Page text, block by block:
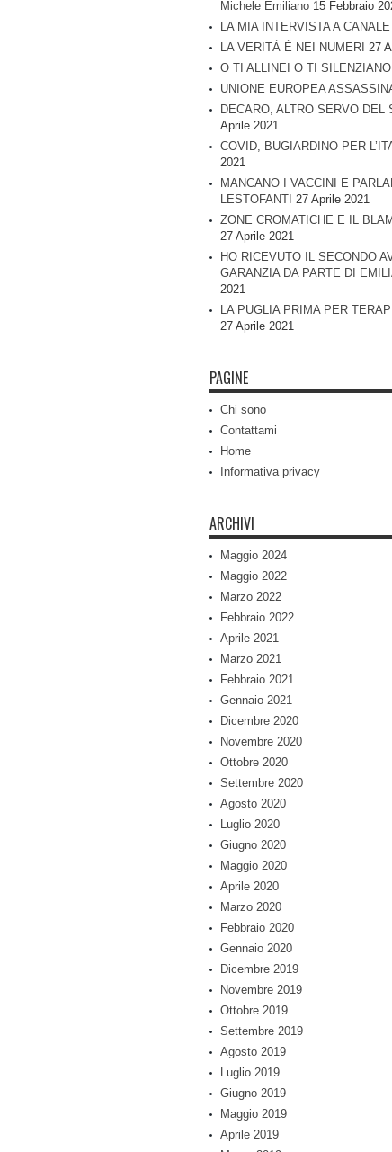
Michele Emiliano 15 Febbraio
LA MIA INTERVISTA A
LA VERITÀ È NEI NUMERI 27
O TI ALLINEI O TI SILENZIANO
UNIONE EUROPEA
DECARO, ALTRO SERVO DEL
Aprile 2021
COVID, BUGIARDINO PER
2021
MANCANO I VACCINI E
LESTOFANTI 27 Aprile 2021
ZONE CROMATICHE E IL
27 Aprile 2021
HO RICEVUTO IL SECONDO
GARANZIA DA PARTE DI
2021
LA PUGLIA PRIMA PER
27 Aprile 2021
PAGINE
Chi sono
Contattami
Home
Informativa privacy
ARCHIVI
Maggio 2024
Maggio 2022
Marzo 2022
Febbraio 2022
Aprile 2021
Marzo 2021
Febbraio 2021
Gennaio 2021
Dicembre 2020
Novembre 2020
Ottobre 2020
Settembre 2020
Agosto 2020
Luglio 2020
Giugno 2020
Maggio 2020
Aprile 2020
Marzo 2020
Febbraio 2020
Gennaio 2020
Dicembre 2019
Novembre 2019
Ottobre 2019
Settembre 2019
Agosto 2019
Luglio 2019
Giugno 2019
Maggio 2019
Aprile 2019